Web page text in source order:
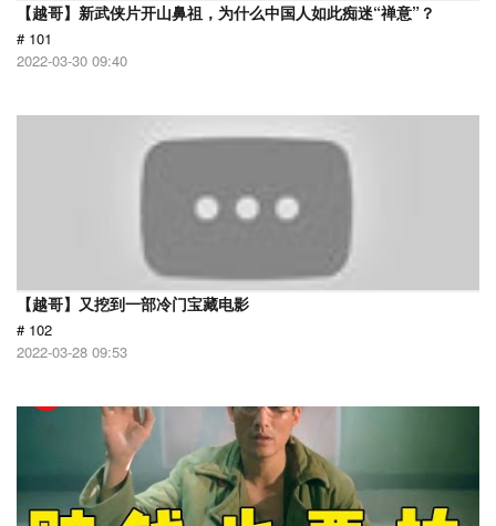
【越哥】新武侠片开山鼻祖，为什么中国人如此痴迷“禅意”？
# 101
2022-03-30 09:40
【越哥】又挖到一部冷门宝藏电影
# 102
2022-03-28 09:53